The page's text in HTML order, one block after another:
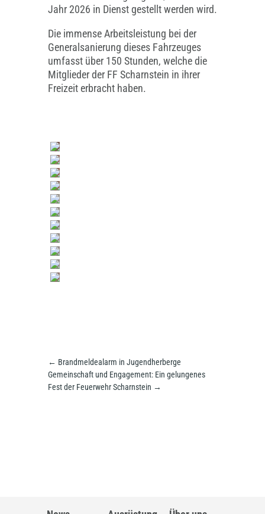
Jahr 2026 in Dienst gestellt werden wird.
Die immense Arbeitsleistung bei der
Generalsanierung dieses Fahrzeuges
umfasst über 150 Stunden, welche die
Mitglieder der FF Scharnstein in ihrer
Freizeit erbracht haben.
← Brandmeldealarm in Jugendherberge
Gemeinschaft und Engagement: Ein gelungenes
Fest der Feuerwehr Scharnstein →